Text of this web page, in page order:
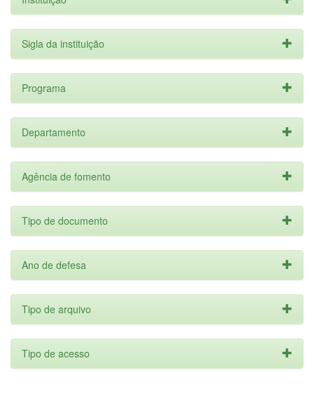
Sigla da instituição
Programa
Departamento
Agência de fomento
Tipo de documento
Ano de defesa
Tipo de arquivo
Tipo de acesso